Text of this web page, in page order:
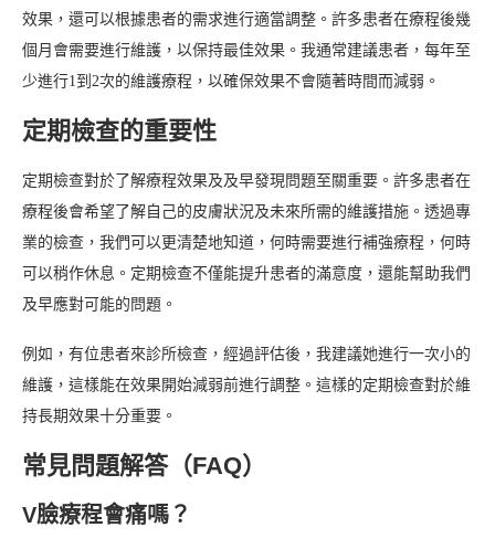
效果，還可以根據患者的需求進行適當調整。許多患者在療程後幾
個月會需要進行維護，以保持最佳效果。我通常建議患者，每年至
少進行1到2次的維護療程，以確保效果不會隨著時間而減弱。
定期檢查的重要性
定期檢查對於了解療程效果及及早發現問題至關重要。許多患者在
療程後會希望了解自己的皮膚狀況及未來所需的維護措施。透過專
業的檢查，我們可以更清楚地知道，何時需要進行補強療程，何時
可以稍作休息。定期檢查不僅能提升患者的滿意度，還能幫助我們
及早應對可能的問題。
例如，有位患者來診所檢查，經過評估後，我建議她進行一次小的
維護，這樣能在效果開始減弱前進行調整。這樣的定期檢查對於維
持長期效果十分重要。
常見問題解答（FAQ）
V臉療程會痛嗎？